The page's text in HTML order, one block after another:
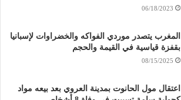
06/18/2023
المغرب يتصدر موردي الفواكه والخضراوات لإسبانيا
بقفزة قياسية في القيمة والحجم
08/15/2025
اعتقال مول الحانوت بمدينة العروي بعد بيعه مواد